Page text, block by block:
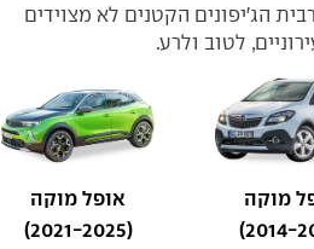
הג'יפונים הקטנים לא מצוידים
מוקה
אופל מוקה
(2021-2025)